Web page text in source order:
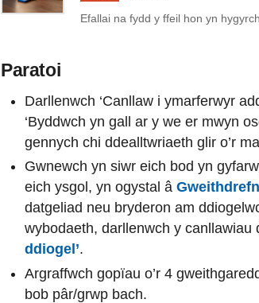
Efallai na fydd y ffeil hon yn
Paratoi
Darllenwch ‘Canllaw i ymarferwyr
‘Byddwch yn gall ar y we er mwyn
gennych chi ddealltwriaeth glir o’r
Gwnewch yn siwr eich bod yn
eich ysgol, yn ogystal â
datgeliad neu bryderon am
wybodaeth, darllenwch y canllawiau
ddiogel’.
Argraffwch gopïau o’r 4
bob pâr/grwp bach.